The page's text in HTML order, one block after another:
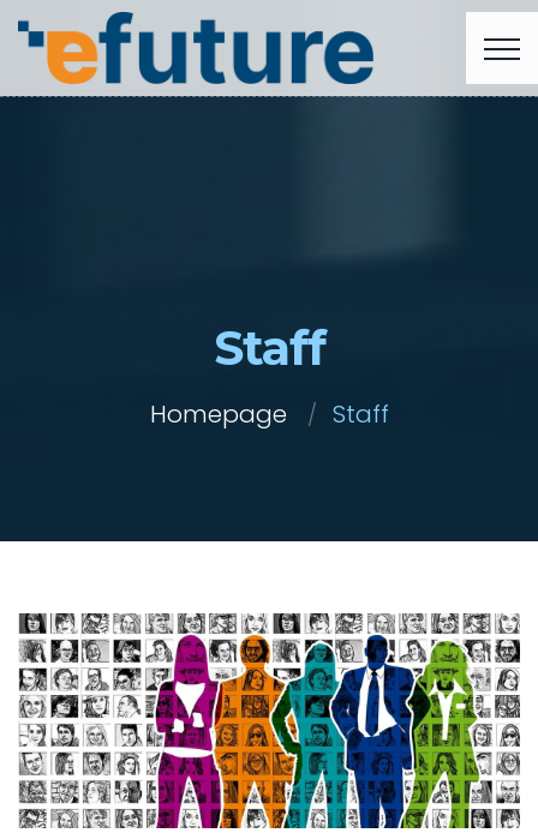
Staff
Homepage Staff